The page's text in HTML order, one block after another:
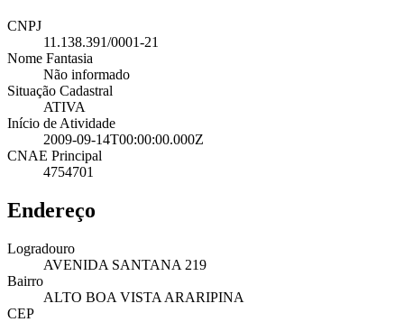
CNPJ
11.138.391/0001-21
Nome Fantasia
Não informado
Situação Cadastral
ATIVA
Início de Atividade
2009-09-14T00:00:00.000Z
CNAE Principal
4754701
Endereço
Logradouro
AVENIDA SANTANA 219
Bairro
ALTO BOA VISTA ARARIPINA
CEP